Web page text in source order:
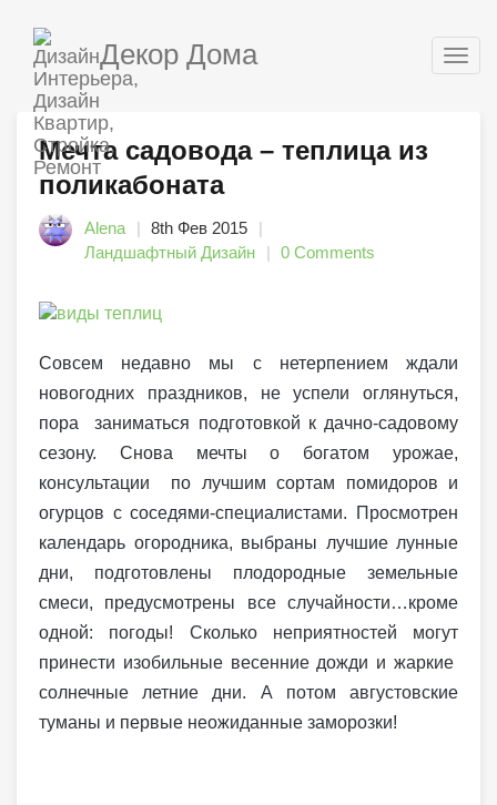
Декор Дома
Мечта садовода – теплица из
поликабоната
Alena
8th Фев 2015
Ландшафтный Дизайн
0 Comments
Совсем недавно мы с нетерпением ждали
новогодних праздников, не успели оглянуться,
пора заниматься подготовкой к дачно-садовому
сезону. Снова мечты о богатом урожае,
консультации по лучшим сортам помидоров и
огурцов с соседями-специалистами. Просмотрен
календарь огородника, выбраны лучшие лунные
дни, подготовлены плодородные земельные
смеси, предусмотрены все случайности…кроме
одной: погоды! Сколько неприятностей могут
принести изобильные весенние дожди и жаркие
солнечные летние дни. А потом августовские
туманы и первые неожиданные заморозки!